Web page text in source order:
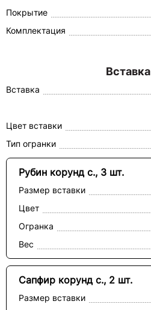
Покрытие
Комплектация
Вставка
Вставка
Цвет вставки
Тип огранки
Рубин корунд с., 3 шт.
Размер вставки
Цвет
Огранка
Вес
Сапфир корунд с., 2 шт.
Размер вставки